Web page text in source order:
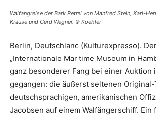
Walfangreise der Bark Petrel von Manfred Stein, Karl-
Krause und Gerd Wegner. © Koehler
Berlin, Deutschland (Kulturexpresso).
„Internationale Maritime Museum in
ganz besonderer Fang bei einer Auktion
gegangen: die äußerst seltenen
deutschsprachigen, amerikanischen
Jacobsen auf einem Walfängerschiff. Ein